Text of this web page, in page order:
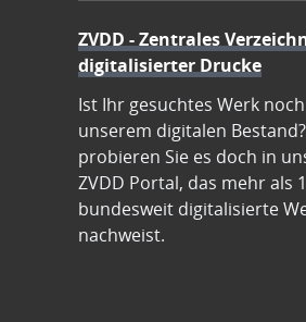
ZVDD - Zentrales
digitalisierter Drucke
Ist Ihr gesuchtes Werk
unserem digitalen
probieren Sie es doch in
ZVDD Portal, das mehr als
bundesweit digitalisierte
nachweist.